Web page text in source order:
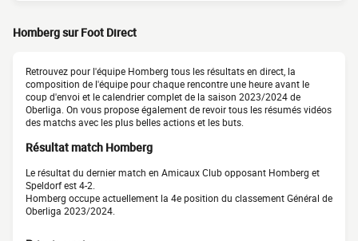
Homberg sur Foot Direct
Retrouvez pour l'équipe Homberg tous les résultats en direct, la
composition de l'équipe pour chaque rencontre une heure avant le
coup d'envoi et le calendrier complet de la saison 2023/2024 de
Oberliga. On vous propose également de revoir tous les résumés vidéos
des matchs avec les plus belles actions et les buts.
Résultat match Homberg
Le résultat du dernier match en Amicaux Club opposant Homberg et
Speldorf est 4-2.
Homberg occupe actuellement la 4e position du classement Général de
Oberliga 2023/2024.